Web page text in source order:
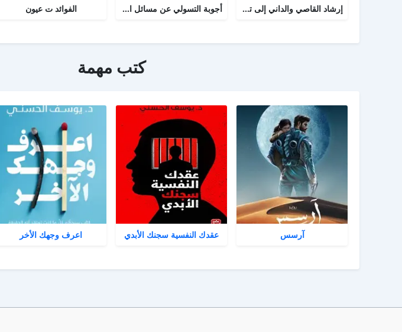
إرشاد القاصي والداني إلى تراجم شيوخ الطبراني أجوبة التسولي عن مسائل الأمير عبد القادر في الجهاد الفوائد ت عيون
كتب مهمة
آرسس عقدك النفسية سجنك الأبدي اعرف وجهك الأخر